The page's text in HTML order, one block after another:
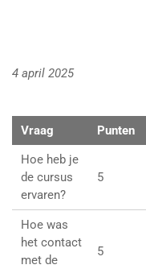
4 april 2025
Vraag Punten
Hoe heb je
de cursus
ervaren?
5
Hoe was
het contact
met de
5